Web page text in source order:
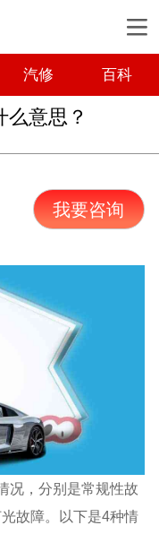
汽修 百科
意思？
我要咨询
况，分别是常规性故
故障。以下是4种情